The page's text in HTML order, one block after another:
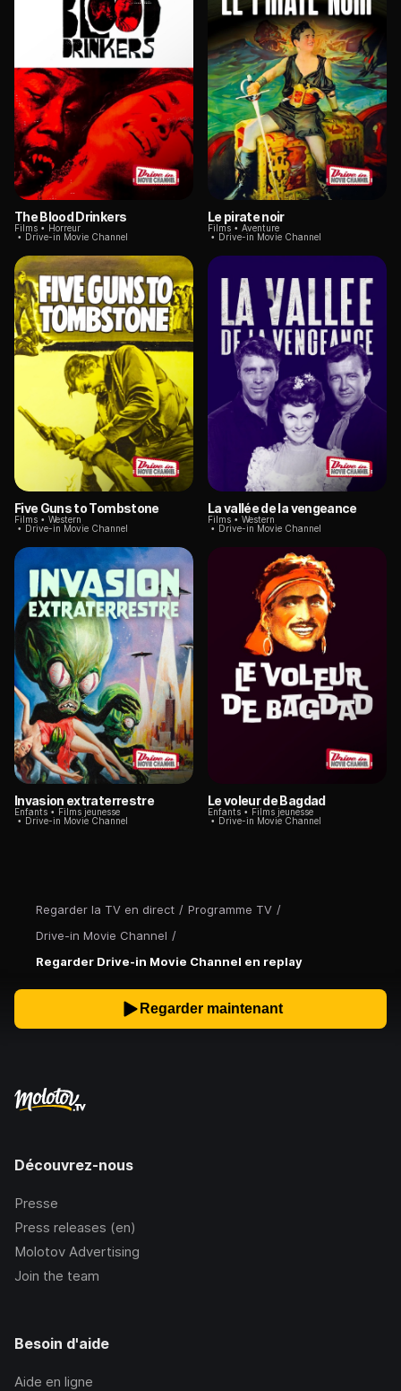
Regarder la TV en direct / Programme TV /
Drive-in Movie Channel /
Regarder Drive-in Movie Channel en replay
The Blood Drinkers
Films
Horreur
Drive-in Movie Channel
Le pirate noir
Films
Aventure
Drive-in Movie Channel
Five Guns to Tombstone
Films
Western
Drive-in Movie Channel
La vallée de la vengeance
Films
Western
Drive-in Movie Channel
Invasion extraterrestre
Enfants
Films jeunesse
Drive-in Movie Channel
Le voleur de Bagdad
Enfants
Films jeunesse
Drive-in Movie Channel
Regarder maintenant
Découvrez-nous
Presse
Press releases (en)
Molotov Advertising
Join the team
Besoin d'aide
Aide en ligne